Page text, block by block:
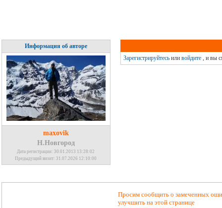
Информация об авторе
maxovik
Н.Новгород
Дата регистрации: 30.01.2013 13:28:02
Предыдущий визит: 31.07.2026 12:10:00
Зарегистрируйтесьили войдите, и вы
Просим сообщить о замеченных
улучшить на этой странице